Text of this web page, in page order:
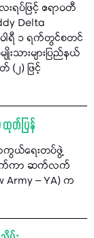
ရပ်ဖြင့် ဧရာဝတီ
Delta
ဝါရီ ၁ ရက်တွင်စတင်
းသားများပြည်နယ်
(၂) ဖြင့်
ထုတ်ပြန်
ကွယ်ရေးတပ်ဖွဲ့
ာက်ကာ ဆက်လက်
Army – YA) က